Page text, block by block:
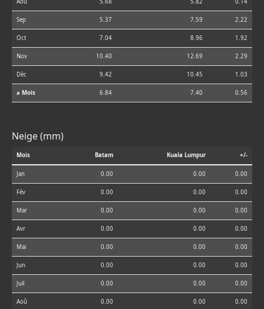
Aoû 5.68 5.82 0.14
Sep 5.37 7.59 2.22
Oct 7.04 8.96 1.92
Nov 10.40 12.69 2.29
Déc 9.42 10.45 1.03
⌀ Mois 6.84 7.40 0.56
Neige (mm)
Mois Batam Kuala Lumpur +/-
Jan 0.00 0.00 0.00
Fév 0.00 0.00 0.00
Mar 0.00 0.00 0.00
Avr 0.00 0.00 0.00
Mai 0.00 0.00 0.00
Jun 0.00 0.00 0.00
Juil 0.00 0.00 0.00
Aoû 0.00 0.00 0.00